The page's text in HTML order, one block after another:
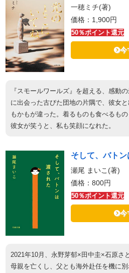
一穂ミチ(著)
価格：1,900円
50％ポイント還元
今
『スモールワールズ』を超える、感動
に出会った古びた団地の片隅で、彼女
もかもが違った。着るものも食べるも
彼女が笑うと、私も笑顔になれた。
そして、バト
瀬尾 まいこ(著)
価格：800円
50％ポイント還元
今
2021年10月、永野芽郁×田中圭×石原さ
母親を亡くし、父とも海外赴任を機に